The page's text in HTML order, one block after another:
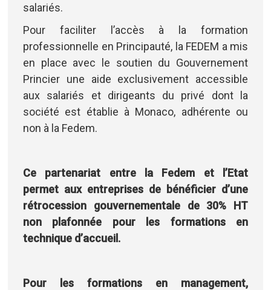
salariés.
Pour faciliter l’accès à la formation
professionnelle en Principauté, la FEDEM a mis
en place avec le soutien du Gouvernement
Princier une aide exclusivement accessible
aux salariés et dirigeants du privé dont la
société est établie à Monaco, adhérente ou
non à la Fedem.
Ce partenariat entre la Fedem et l’Etat
permet aux entreprises de bénéficier d’une
rétrocession gouvernementale de 30% HT
non plafonnée pour les formations en
technique d’accueil.
Pour les formations en management,